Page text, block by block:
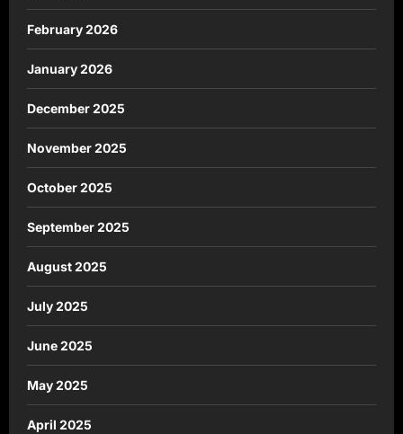
February 2026
January 2026
December 2025
November 2025
October 2025
September 2025
August 2025
July 2025
June 2025
May 2025
April 2025